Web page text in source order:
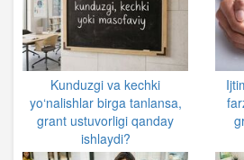
Kunduzgi va kechki
yo‘nalishlar birga tanlansa,
grant ustuvorligi qanday
ishlaydi?